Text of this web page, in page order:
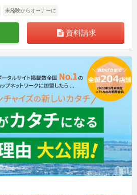
未経験からオーナーに
資料請求